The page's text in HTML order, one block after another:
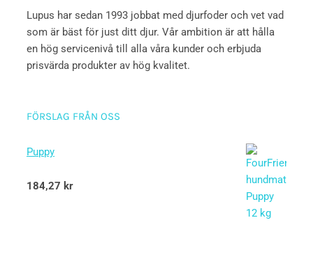
Lupus har sedan 1993 jobbat med djurfoder och vet vad
som är bäst för just ditt djur. Vår ambition är att hålla
en hög servicenivå till alla våra kunder och erbjuda
prisvärda produkter av hög kvalitet.
FÖRSLAG FRÅN OSS
Puppy
Betygsatt
5.00
184,27 kr